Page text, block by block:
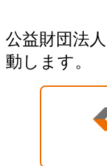
公益財団法
動します。